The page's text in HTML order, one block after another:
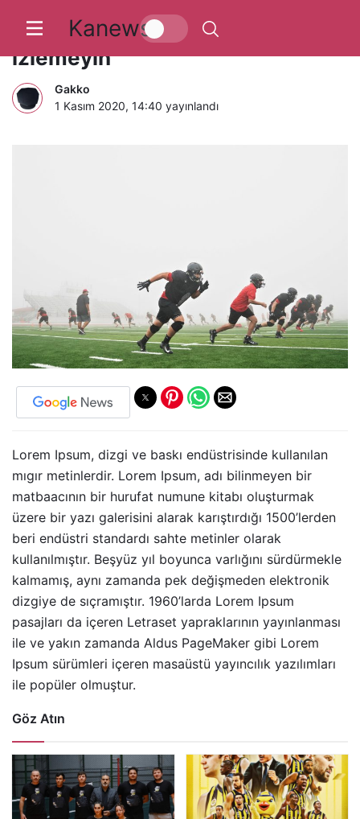
Kanews
Bu filmleri asla ailenizle birlikte
izlemeyin
Gakko
1 Kasım 2020, 14:40 yayınlandı
Lorem Ipsum, dizgi ve baskı endüstrisinde kullanılan
mıgır metinlerdir. Lorem Ipsum, adı bilinmeyen bir
matbaacının bir hurufat numune kitabı oluşturmak
üzere bir yazı galerisini alarak karıştırdığı 1500’lerden
beri endüstri standardı sahte metinler olarak
kullanılmıştır. Beşyüz yıl boyunca varlığını sürdürmekle
kalmamış, aynı zamanda pek değişmeden elektronik
dizgiye de sıçramıştır. 1960’larda Lorem Ipsum
pasajları da içeren Letraset yapraklarının yayınlanması
ile ve yakın zamanda Aldus PageMaker gibi Lorem
Ipsum sürümleri içeren masaüstü yayıncılık yazılımları
ile popüler olmuştur.
Göz Atın